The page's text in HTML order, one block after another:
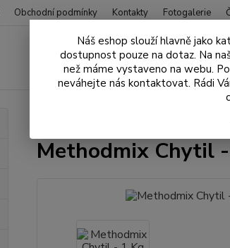
Obchodní podmínky Kontakty Fotogalerie
Krmítkové
Methodmix Chytil
Náš eshop slouží hlavně jako
dostupnost pouze na dotaz. Na
než máme vystaveno na webu.
neváhejte nás kontaktovat. Rádi